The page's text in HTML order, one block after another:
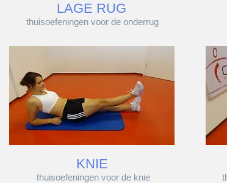
thuisoefeningen voor de onderrug
LAGE RUG
thuisoefeningen voor de knie
KNIE